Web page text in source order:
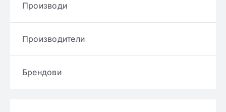
Производи
Производители
Брендови